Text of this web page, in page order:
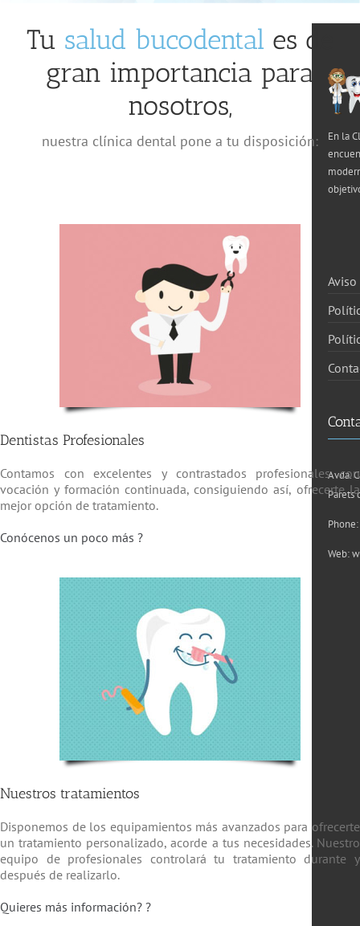
Tu salud bucodental es de
gran importancia para
nosotros,
nuestra clínica dental pone a tu disposición:
Dentistas Profesionales
Contamos con excelentes y contrastados profesionales con
vocación y formación continuada, consiguiendo así, ofrecerte la
mejor opción de tratamiento.
Conócenos un poco más ?
Nuestros tratamientos
Disponemos de los equipamientos más avanzados para ofrecerte
un tratamiento personalizado, acorde a tus necesidades. Nuestro
equipo de profesionales controlará tu tratamiento durante y
después de realizarlo.
Quieres más información? ?
En la
Avda.
Parets
Web: